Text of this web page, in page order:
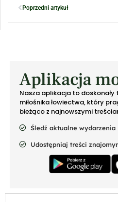
Poprzedni artykuł
Aplikacja
Nasza aplikacja to
miłośnika łowiectwa, który
bieżąco z najnowszymi
Śledź aktualne wydarzenia
Udostępniaj treści